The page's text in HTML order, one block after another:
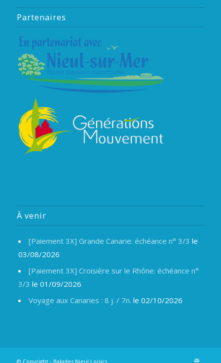
Partenaires
À venir
[Paiement 3X] Grande Canarie: échéance n° 3/3 le
03/08/2026
[Paiement 3X] Croisière sur le Rhône: échéance n°
3/3 le 01/09/2026
Voyage aux Canaries : 8 j. / 7n. le 02/10/2026
© Copyright - Balades Nieul Loisirs